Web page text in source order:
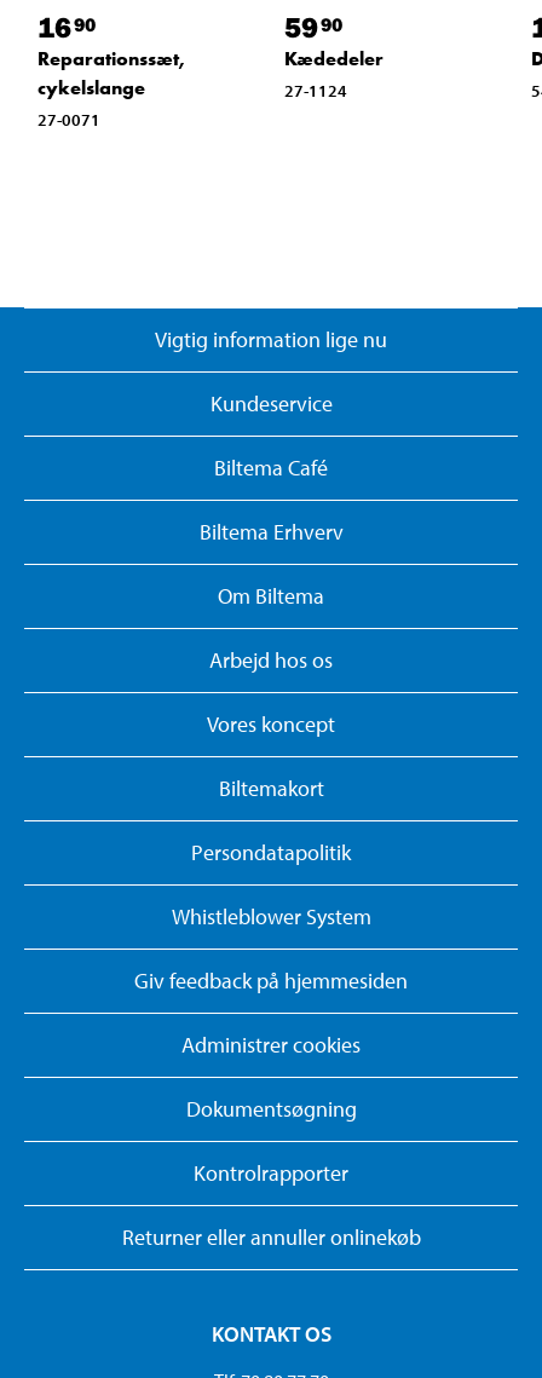
1690
Reparationssæt,
cykelslange
27-0071
5990
Kædedeler
27-1124
Vigtig information lige nu
Kundeservice
Biltema Café
Biltema Erhverv
Om Biltema
Arbejd hos os
Vores koncept
Biltemakort
Persondatapolitik
Whistleblower System
Giv feedback på hjemmesiden
Administrer cookies
Dokumentsøgning
Kontrolrapporter
Returner eller annuller onlinekøb
KONTAKT OS